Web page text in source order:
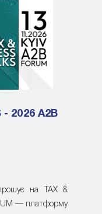
- 2026 A2B
на TAX &
— платформу